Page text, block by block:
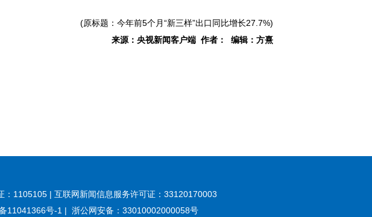
(原标题：今年前5个月“新三样”出口同比增长27.7%)
来源：央视新闻客户端 作者： 编辑：方熹
1105105 | 互联网新闻信息服务许可证：33120170003
11041366号-1 | 浙公网安备：33010002000058号